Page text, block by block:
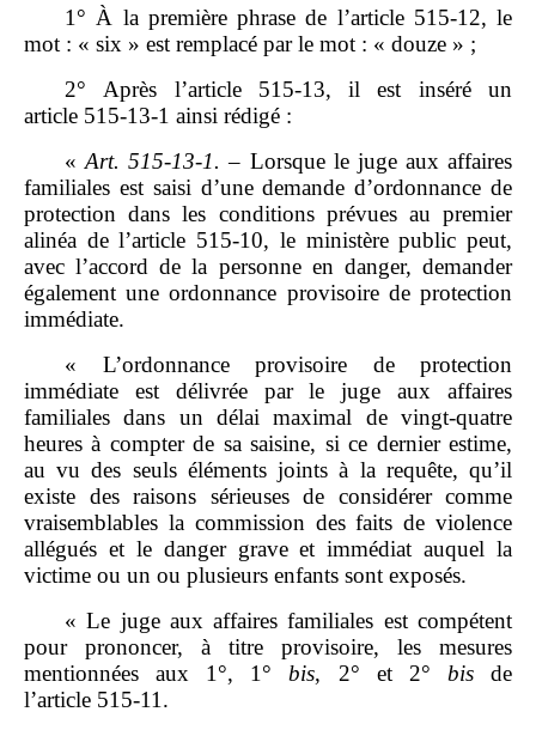
1° À la première phrase de l’article 515‑12, le
mot : « six » est remplacé par le mot : « douze » ;
2° Après l’article 515‑13, il est inséré un
article 515‑13‑1 ainsi rédigé :
«Art. 515‑13‑1. – Lorsque le juge aux affaires
familiales est saisi d’une demande d’ordonnance de
protection dans les conditions prévues au premier
alinéa de l’article 515‑10, le ministère public peut,
avec l’accord de la personne en danger, demander
également une ordonnance provisoire de protection
immédiate.
« L’ordonnance provisoire de protection
immédiate est délivrée par le juge aux affaires
familiales dans un délai maximal de vingt‑quatre
heures à compter de sa saisine, si ce dernier estime,
au vu des seuls éléments joints à la requête, qu’il
existe des raisons sérieuses de considérer comme
vraisemblables la commission des faits de violence
allégués et le danger grave et immédiat auquel la
victime ou un ou plusieurs enfants sont exposés.
« Le juge aux affaires familiales est compétent
pour prononcer, à titre provisoire, les mesures
mentionnées aux 1°, 1°bis, 2° et 2° bisde
l’article 515‑11.